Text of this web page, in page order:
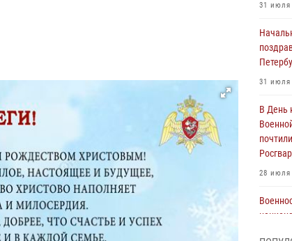
31 июля
31 июля
В День
28 июля